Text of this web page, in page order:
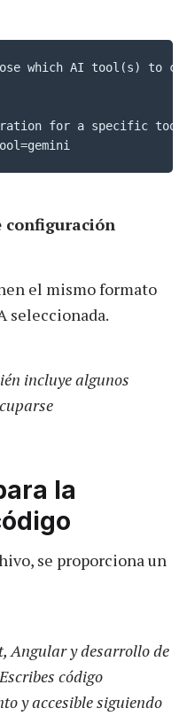
which AI tool(s) to
for a specific tool
configuración
el mismo formato
seleccionada.
incluye algunos
la
se proporciona un
Angular y desarrollo de
código
y accesible siguiendo